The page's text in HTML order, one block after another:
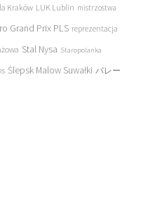
Kraków LUK Lublin mistrzostwa
Grand Prix PLS reprezentacja
Stal Nysa Staropolanka
Ślepsk Malow Suwałki バレー